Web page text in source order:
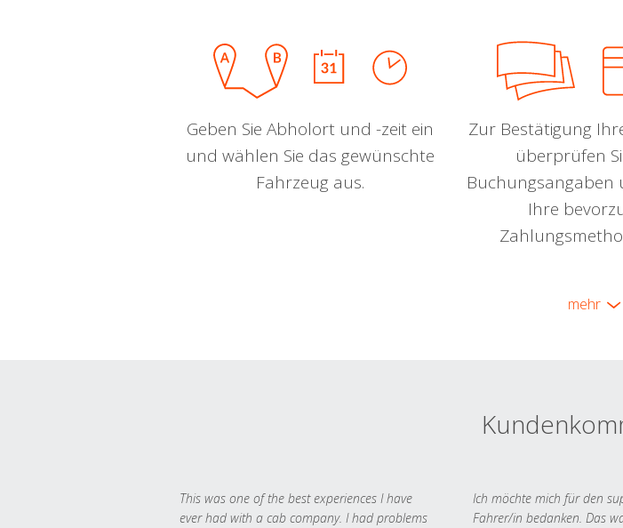
Geben Sie Abholort und -zeit ein
und wählen Sie das gewünschte
Fahrzeug aus.
Zur Bestätigung
überprüfen
Buchungsangaben
Ihre
mehr
This was one of the best experiences I have
ever had with a cab company. I had problems
Ich möchte mich für den
Fahrer/in bedanken. Das